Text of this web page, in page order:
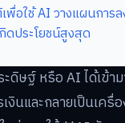
พื่อใช้ AI วางแผนการ
ดประโยชน์สูงสุด
ดิษฐ์ หรือ AI ได้เข้
งินและกลายเป็นเครื่